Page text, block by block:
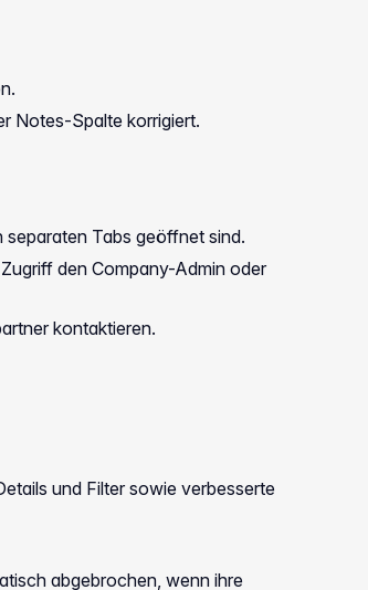
Notes-Spalte korrigiert.
Tabs geöffnet sind.
den Company-Admin oder
kontaktieren.
und Filter sowie verbesserte
abgebrochen, wenn ihre